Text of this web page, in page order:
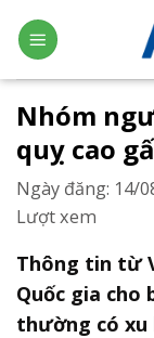
Skip
to
content
Nhóm
quỵ cao
Ngày đăng: 14/
Lượt xem
Thông tin từ
Quốc gia cho
thường có xu